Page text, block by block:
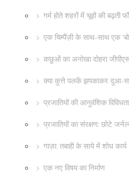
गर्म होते शहरों में चूहों की बढ़ती
एक चिम्पैंज़ी के साथ-साथ एक
कछुओं का अनोखा दोहरा
क्या कुत्ते पलकें झपकाकर दुआ-
प्रजातियों की आनुवंशिक
प्रजातियों का संरक्षण: छोटे
गाज़ा: तबाही के साये में शोध कार्य
एक नए विषय का निर्माण